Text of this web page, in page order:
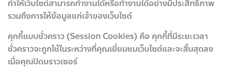
ทำให้เว็บไซต์สามารถทำงานได้หรือทำงานได้อย่างมีประสิทธิภาพ
รวมถึงการให้ข้อมูลแก่เจ้าของเว็บไซต์
คุกกี้แบบชั่วคราว (Session Cookies) คือ คุกกี้ที่มีระยะเวลา
ชั่วคราวจะถูกใช้ในระหว่างที่คุณเยี่ยมชมเว็บไซต์และจะสิ้นสุดลง
เมื่อคุณปิดบราวเซอร์